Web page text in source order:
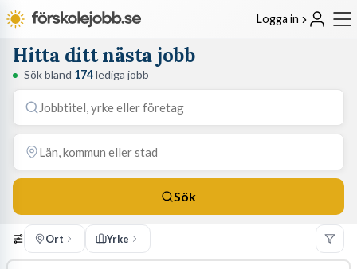
Logga in
Hitta ditt nästa jobb
Sök bland 174lediga jobb
Sök
Ort Yrke